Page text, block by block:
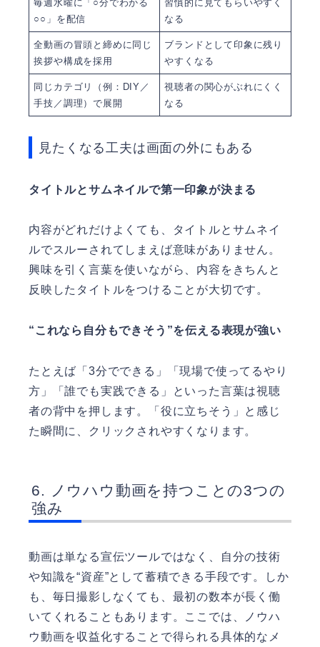
毎週水曜に「○分でわかる
○○」を配信
習慣的に見てもらいやすく
なる
全動画の冒頭と締めに同じ
挨拶や構成を採用
ブランドとして印象に残り
やすくなる
同じカテゴリ（例：DIY／
手技／調理）で展開
視聴者の関心がぶれにくく
なる
見たくなる工夫は画面の外にもある
タイトルとサムネイルで第一印象が決まる
内容がどれだけよくても、タイトルとサムネイ
ルでスルーされてしまえば意味がありません。
興味を引く言葉を使いながら、内容をきちんと
反映したタイトルをつけることが大切です。
“これなら自分もできそう”を伝える表現が強い
たとえば「3分でできる」「現場で使ってるやり
方」「誰でも実践できる」といった言葉は視聴
者の背中を押します。「役に立ちそう」と感じ
た瞬間に、クリックされやすくなります。
ノウハウ動画を持つことの3つの
強み
動画は単なる宣伝ツールではなく、自分の技術
や知識を“資産”として蓄積できる手段です。しか
も、毎日撮影しなくても、最初の数本が長く働
いてくれることもあります。ここでは、ノウハ
ウ動画を収益化することで得られる具体的なメ